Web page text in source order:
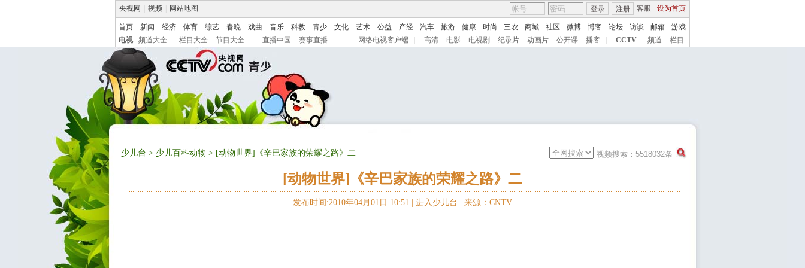
央视网 视频 网站地图 客服 设为首页
登录 注册
首页 新闻 经济 体育 综艺 春晚 戏曲 音乐 科教 青少 文化 艺术 公益 产经 汽车 旅游 健康 时尚 三农 商城 社区 微博 博客 论坛 访谈 邮箱
游戏
电视
频道大全 栏目大全 节目大全 直播中国 赛事直播 网络电视客户端 高清 电影 电视剧 纪录片 动画片 公开课 播客 CCTV 频道 栏目
少儿台 > 少儿百科动物 > [动物世界]《辛巴家族的荣耀之路》二
[动物世界]《辛巴家族的荣耀之路》二
发布时间:2010年04月01日 10:51 | 进入少儿台 来源：CNTV